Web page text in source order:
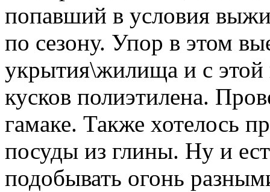
попавший в условия
по сезону. Упор в этом
укрытия\жилища и с этой
кусков полиэтилена.
гамаке. Также хотелось
посуды из глины. Ну и
подобывать огонь